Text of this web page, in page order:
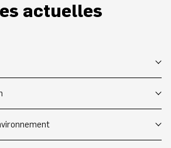
actuelles